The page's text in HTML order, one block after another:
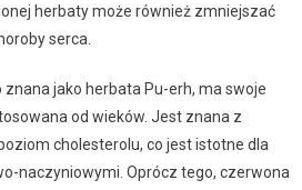
herbaty może również zmniejszać
serca.
znana jako herbata Pu-erh, ma swoje
od wieków. Jest znana z
cholesterolu, co jest istotne dla
naczyniowymi. Oprócz tego, czerwona